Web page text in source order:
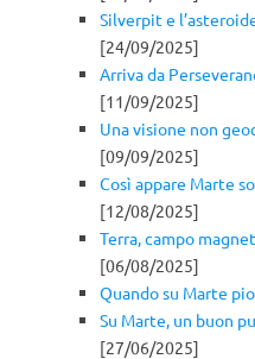
Silverpit e
[24/09/2025]
Arriva da
[11/09/2025]
Una visione non
[09/09/2025]
Così appare Marte
[12/08/2025]
Terra, campo
[06/08/2025]
Quando su Marte
Su Marte, un buon
[27/06/2025]